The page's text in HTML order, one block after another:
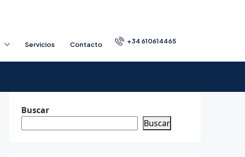
Servicios Contacto +34 610614465
Buscar
Buscar